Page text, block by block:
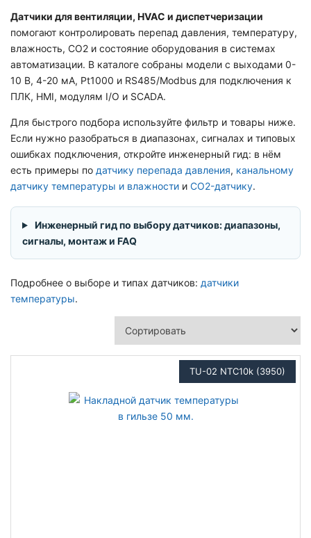
Датчики для вентиляции, HVAC и диспетчеризации
помогают контролировать перепад давления, температуру,
влажность, CO2 и состояние оборудования в системах
автоматизации. В каталоге собраны модели с выходами 0-
10 В, 4-20 мА, Pt1000 и RS485/Modbus для подключения к
ПЛК, HMI, модулям I/O и SCADA.
Для быстрого подбора используйте фильтр и товары ниже.
Если нужно разобраться в диапазонах, сигналах и типовых
ошибках подключения, откройте инженерный гид: в нём
есть примеры по датчику перепада давления, канальному
датчику температуры и влажности и CO2-датчику.
Инженерный гид по выбору датчиков: диапазоны,
сигналы, монтаж и FAQ
Подробнее о выборе и типах датчиков: датчики
температуры.
TU-02 NTC10k (3950)